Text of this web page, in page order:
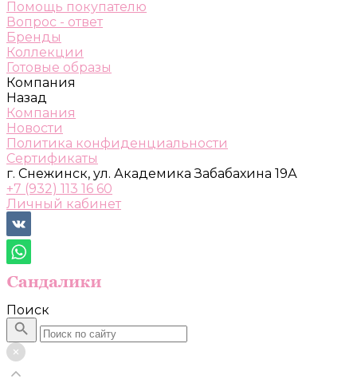
Помощь покупателю
Вопрос - ответ
Бренды
Коллекции
Готовые образы
Компания
Назад
Компания
Новости
Политика конфиденциальности
Сертификаты
г. Снежинск, ул. Академика Забабахина 19А
+7 (932) 113 16 60
Личный кабинет
Поиск